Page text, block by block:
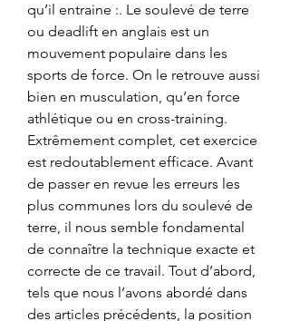
qu’il entraine :. Le soulevé de terre
ou deadlift en anglais est un
mouvement populaire dans les
sports de force. On le retrouve aussi
bien en musculation, qu’en force
athlétique ou en cross-training.
Extrêmement complet, cet exercice
est redoutablement efficace. Avant
de passer en revue les erreurs les
plus communes lors du soulevé de
terre, il nous semble fondamental
de connaître la technique exacte et
correcte de ce travail. Tout d’abord,
tels que nous l’avons abordé dans
des articles précédents, la position